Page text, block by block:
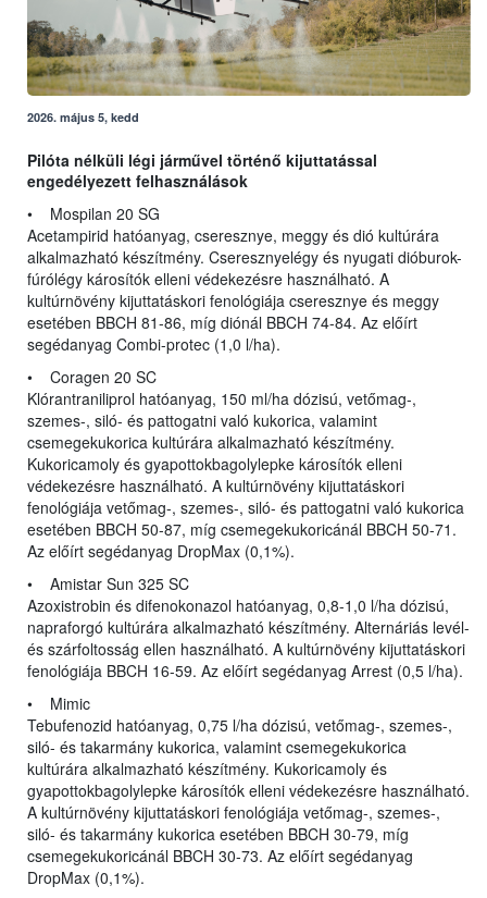
2026. május 5, kedd
Pilóta nélküli légi járművel történő kijuttatással
engedélyezett felhasználások
• Mospilan 20 SG
Acetampirid hatóanyag, cseresznye, meggy és dió kultúrára
alkalmazható készítmény. Cseresznyelégy és nyugati dióburok-
fúrólégy károsítók elleni védekezésre használható. A
kultúrnövény kijuttatáskori fenológiája cseresznye és meggy
esetében BBCH 81-86, míg diónál BBCH 74-84. Az előírt
segédanyag Combi-protec (1,0 l/ha).
• Coragen 20 SC
Klórantraniliprol hatóanyag, 150 ml/ha dózisú, vetőmag-,
szemes-, siló- és pattogatni való kukorica, valamint
csemegekukorica kultúrára alkalmazható készítmény.
Kukoricamoly és gyapottokbagolylepke károsítók elleni
védekezésre használható. A kultúrnövény kijuttatáskori
fenológiája vetőmag-, szemes-, siló- és pattogatni való kukorica
esetében BBCH 50-87, míg csemegekukoricánál BBCH 50-71.
Az előírt segédanyag DropMax (0,1%).
• Amistar Sun 325 SC
Azoxistrobin és difenokonazol hatóanyag, 0,8-1,0 l/ha dózisú,
napraforgó kultúrára alkalmazható készítmény. Alternáriás levél-
és szárfoltosság ellen használható. A kultúrnövény kijuttatáskori
fenológiája BBCH 16-59. Az előírt segédanyag Arrest (0,5 l/ha).
• Mimic
Tebufenozid hatóanyag, 0,75 l/ha dózisú, vetőmag-, szemes-,
siló- és takarmány kukorica, valamint csemegekukorica
kultúrára alkalmazható készítmény. Kukoricamoly és
gyapottokbagolylepke károsítók elleni védekezésre használható.
A kultúrnövény kijuttatáskori fenológiája vetőmag-, szemes-,
siló- és takarmány kukorica esetében BBCH 30-79, míg
csemegekukoricánál BBCH 30-73. Az előírt segédanyag
DropMax (0,1%).